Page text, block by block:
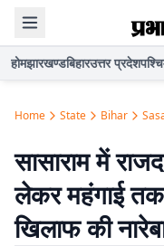
होमझारखण्डबिहारउत्तर प्रदेश
Home State Bihar
सासाराम में
लेकर महंगाई तक
खिलाफ की